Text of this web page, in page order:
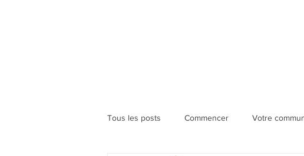
Tous les posts Commencer Votre